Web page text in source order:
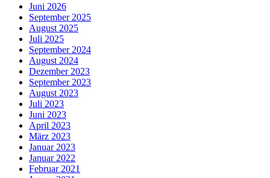
Juni 2026
September 2025
August 2025
Juli 2025
September 2024
August 2024
Dezember 2023
September 2023
August 2023
Juli 2023
Juni 2023
April 2023
März 2023
Januar 2023
Januar 2022
Februar 2021